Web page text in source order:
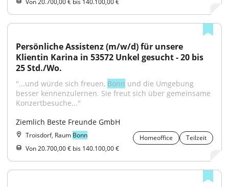
Von 20.700,00 € bis 140.100,00 €
Persönliche Assistenz (m/w/d) für unsere
Klientin Karina in 53572 Unkel gesucht - 20 bis
25 Std./Wo.
"...und würde sich freuen, Bonn und die Umgebung
besser kennenzulernen. Sie freut sich über gemeinsame
Konzertbesuche..."
Ziemlich Beste Freunde GmbH
Troisdorf, Raum Bonn Homeoffice
Teilzeit
Von 20.700,00 € bis 140.100,00 €